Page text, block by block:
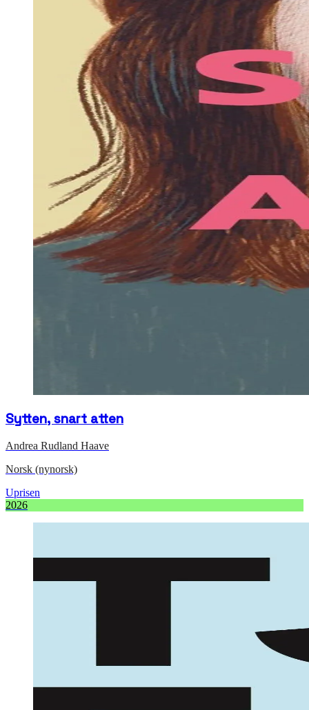
Sytten, snart atten
Andrea Rudland Haave
Norsk (nynorsk)
Uprisen
2026